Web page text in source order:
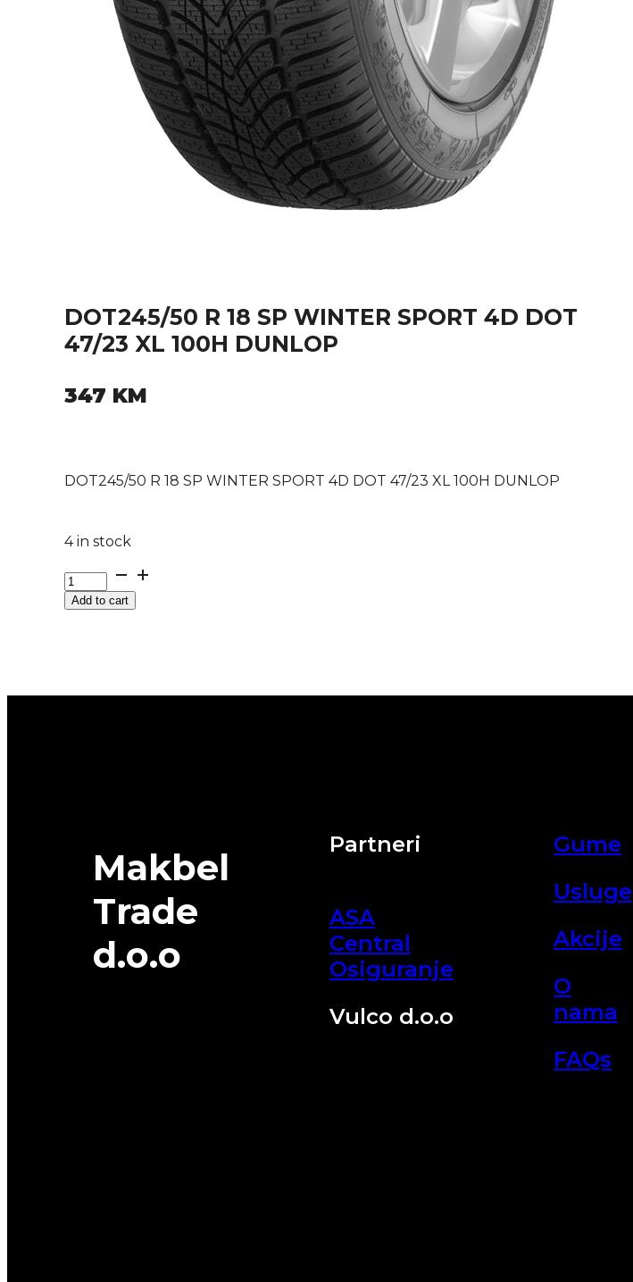
DOT245/50 R 18 SP WINTER SPORT 4D DOT
47/23 XL 100H DUNLOP
347 KM
DOT245/50 R 18 SP WINTER SPORT 4D DOT 47/23 XL 100H DUNLOP
4 in stock
DOT245/50
R
18Add to cart
Makbel
Trade
d.o.o
Partneri
ASA
Central
Osiguranje
Vulco d.o.o
Gume
Usluge
Akcije
O
nama
FAQs